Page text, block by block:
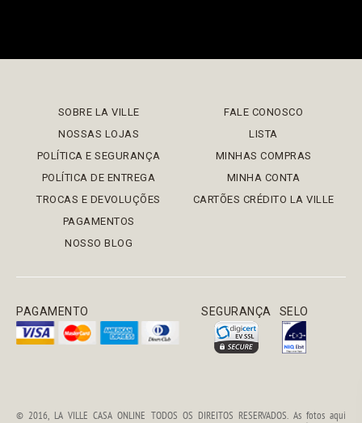
SOBRE LA VILLE
NOSSAS LOJAS
POLÍTICA E SEGURANÇA
POLÍTICA DE ENTREGA
TROCAS E DEVOLUÇÕES
PAGAMENTOS
NOSSO BLOG
FALE CONOSCO
LISTA
MINHAS COMPRAS
MINHA CONTA
CARTÕES CRÉDITO LA VILLE
PAGAMENTO SEGURANÇA SELO
© 2016, LA VILLE CASA ONLINE TODOS OS DIREITOS RESERVADOS. As fotos aqui